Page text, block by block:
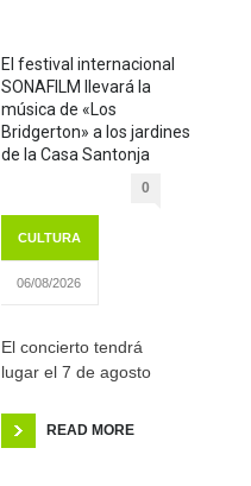
El festival internacional
SONAFILM llevará la
música de «Los
Bridgerton» a los jardines
de la Casa Santonja
0
CULTURA
06/08/2026
El concierto tendrá
lugar el 7 de agosto
READ MORE